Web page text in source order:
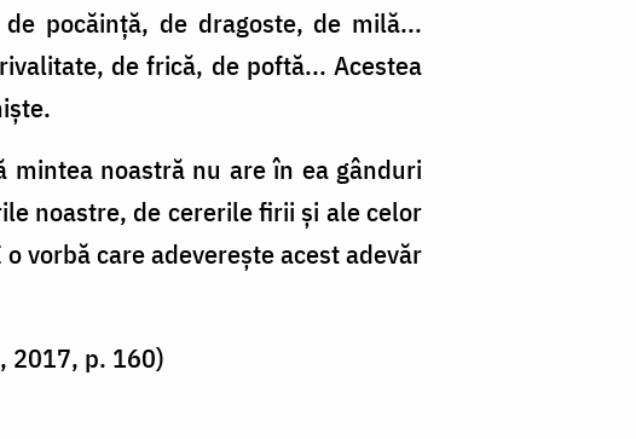
pocăință, de dragoste, de milă...
de frică, de poftă... Acestea
mintea noastră nu are în ea gânduri
noastre, de cererile firii și ale celor
vorbă care adeverește acest adevăr
2017, p. 160)